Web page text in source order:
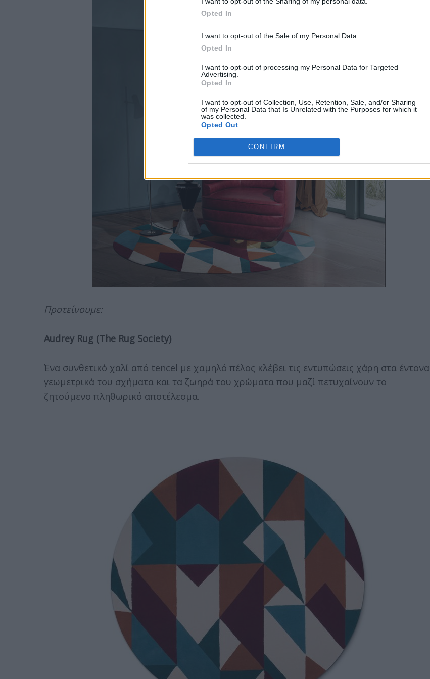
Opted In
I want to opt-out of the Sale of my Personal Data.
Opted In
I want to opt-out of processing my Personal Data for Targeted
Advertising.
Opted In
I want to opt-out of Collection, Use, Retention, Sale, and/or Sharing
of my Personal Data that Is Unrelated with the Purposes for which it
was collected.
Opted Out
CONFIRM
Προτείνουμε:
Audrey Rug (The Rug Society)
Ένα συνθετικό χαλί από tencel με χαμηλό πέλος κλέβει τις εντυπώσεις χάρη στα έντονα
γεωμετρικά του σχήματα και τα ζωηρά του χρώματα που μαζί πετυχαίνουν το
ζητούμενο πληθωρικό αποτέλεσμα.